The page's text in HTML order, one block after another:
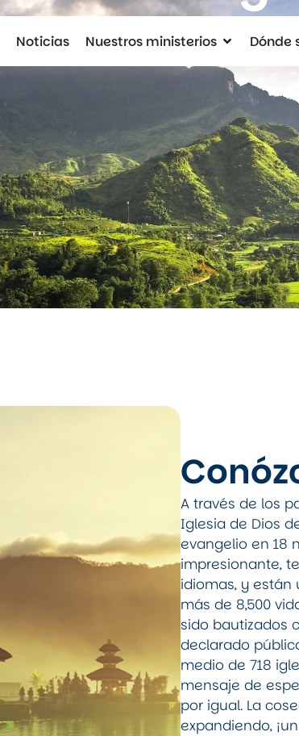
Noticias Nuestros ministerios Dónde
A través de los
Iglesia de Dios
evangelio en 18
impresionante,
idiomas, y están
más de 8,500
sido bautizados
declarado
medio de 718
mensaje de
por igual. La
expandiendo,